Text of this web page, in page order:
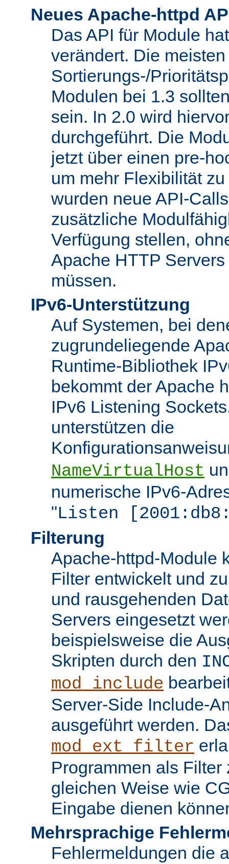
Neues Apache-httpd
Das API für Module
verändert. Die
Sortierungs-/
Modulen bei 1.3
sein. In 2.0 wird
durchgeführt. Die
jetzt über einen pre-
um mehr Flexibilität
wurden neue API-
zusätzliche
Verfügung stellen,
Apache HTTP
müssen.
IPv6-Unterstützung
Auf Systemen, bei
zugrundeliegende
Runtime-Bibliothek
bekommt der Apache
IPv6 Listening
unterstützen die
NameVirtualHost
numerische IPv6-
"Listen
Filterung
Apache-httpd-Module
Filter entwickelt und
und rausgehenden
Servers eingesetzt
beispielsweise die
Skripten durch den
mod_include
Server-Side Include-
ausgeführt werden.
mod_ext_filter
Programmen als Filter
gleichen Weise wie
Eingabe dienen
Mehrsprachige
Fehlermeldungen die